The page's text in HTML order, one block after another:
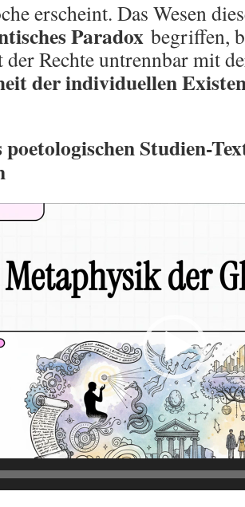
erscheint. Das Wesen
Paradox begriffen,
der Rechte untrennbar mit
der individuellen
poetologischen Studien-